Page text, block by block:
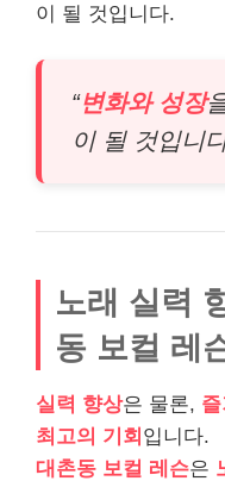
이 될 것입니다.
“변화와 성장
이 될 것입니
노래 실력
동 보컬 레
실력 향상은 물론,
최고의 기회 입니다.
대촌동 보컬 레슨은